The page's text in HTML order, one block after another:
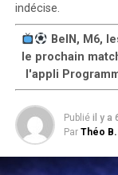
indécise.
BeIN, M6,
le prochain
l'appli
Publié il y a
Par Théo B.